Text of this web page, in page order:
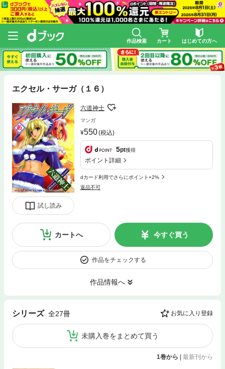
作品検索 カート はじめての方へ
エクセル・サーガ（１６）
試し読み
六道神士
マンガ
550(税込)
5pt獲得
ポイント詳細
dカード利用でさらにポイント+2%
返品不可
カートへ 今すぐ買う
作品をチェックする
作品情報へ
シリーズ 全27冊 お気に入り登録
未購入巻をまとめて買う
1巻から | 最新刊から